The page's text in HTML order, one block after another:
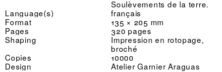
Soulèvements de la terre.
Language(s)
français
Format
135 × 205 mm
Pages
320 pages
Shaping
Impression en rotopage,
broché
Copies
10000
Design
Atelier Garnier Araguas